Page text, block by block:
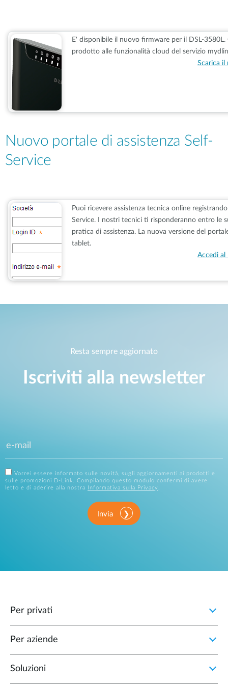
E' disponibile il nuovo firmware per il DSL-
prodotto alle funzionalità cloud del servizio
Scarica il
Nuovo portale di assistenza Self-
Service
Puoi ricevere assistenza tecnica online
Service. I nostri tecnici ti risponderanno entro le
pratica di assistenza. La nuova versione del
tablet.
Accedi al
Resta sempre aggiornato
Iscriviti alla newsletter
Vorrei essere informato sulle novità, sugli aggiornamenti ai prodotti e
sulle promozioni D-Link. Compilando questo modulo confermi di avere
letto e di aderire alla nostra
Informativa sulla Privacy .
Invia
Per privati
Per aziende
Soluzioni